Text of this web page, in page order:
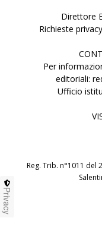
Direttore
Richieste
Per
editoriali:
Ufficio
Reg. Trib. n°1011 del
Privacy